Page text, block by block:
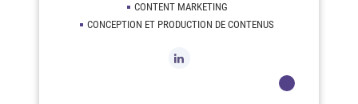
CONTENT MARKETING
CONCEPTION ET PRODUCTION DE CONTENUS